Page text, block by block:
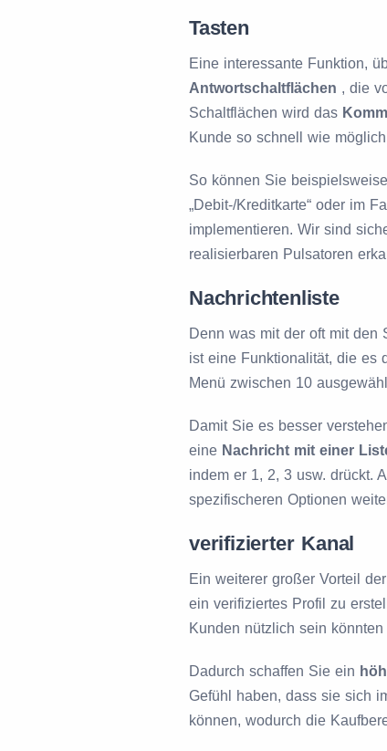
Tasten
Eine interessante Funktion,
Antwortschaltflächen , die
Schaltflächen wird das
Kunde so schnell wie
So können Sie
„Debit-/Kreditkarte“ oder im
implementieren. Wir sind
realisierbaren Pulsatoren
Nachrichtenliste
Denn was mit der oft mit den
ist eine Funktionalität, die es
Menü zwischen 10
Damit Sie es besser
eine Nachricht mit einer
indem er 1, 2, 3 usw. drückt.
spezifischeren Optionen
verifizierter Kanal
Ein weiterer großer Vorteil der
ein verifiziertes Profil zu
Kunden nützlich sein
Dadurch schaffen Sie ein
Gefühl haben, dass sie sich
können, wodurch die